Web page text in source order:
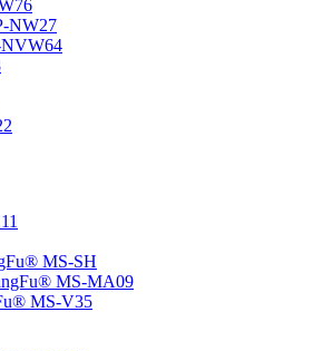
NW27
NVW64
MS-SH
MS-MA09
MS-V35